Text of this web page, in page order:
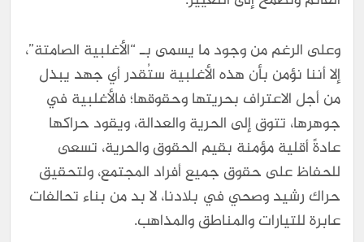
وعلى الرغم من وجود ما يسمى بـ “الأغلبية الصامتة”،
إلا أننا نؤمن بأن هذه الأغلبية ستُقدر أي جهد يبذل
من أجل الاعتراف بحريتها وحقوقها؛ فالأغلبية في
جوهرها، تتوق إلى الحرية والعدالة، ويقود حراكها
عادةً أقلية مؤمنة بقيم الحقوق والحرية، تسعى
للحفاظ على حقوق جميع أفراد المجتمع، ولتحقيق
حراك رشيد وصحي في بلادنا، لا بد من بناء تحالفات
عابرة للتيارات والمناطق والمذاهب.